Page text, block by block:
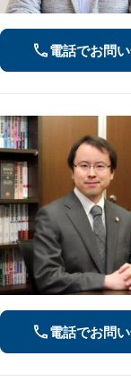
電話でお問
電話でお問